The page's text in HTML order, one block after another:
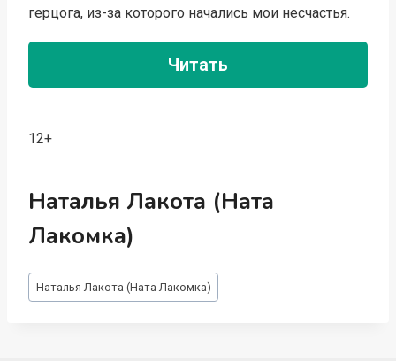
герцога, из-за которого начались мои несчастья.
Читать
12+
Наталья Лакота (Ната
Лакомка)
Метки
записи:
Наталья Лакота (Ната Лакомка)